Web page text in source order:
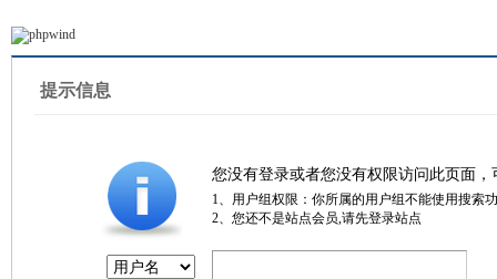
提示信息
您没有登录或者您没有权限访问此页面
1、用户组权限：你所属的用户组不能使用搜索
2、您还不是站点会员,请先登录站点